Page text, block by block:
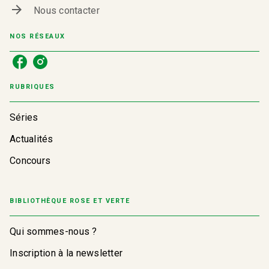
arrow_forward Nous contacter
NOS RÉSEAUX
RUBRIQUES
Séries
Actualités
Concours
BIBLIOTHÈQUE ROSE ET VERTE
Qui sommes-nous ?
Inscription à la newsletter